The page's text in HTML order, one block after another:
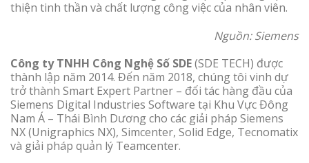
thiện tinh thần và chất lượng công việc của nhân viên.
Nguồn: Siemens
Công ty TNHH Công Nghệ Số SDE(SDE TECH) được
thành lập năm 2014. Đến năm 2018, chúng tôi vinh dự
trở thành Smart Expert Partner – đối tác hàng đầu của
Siemens Digital Industries Software tại Khu Vực Đông
Nam Á – Thái Bình Dương cho các giải pháp Siemens
NX (Unigraphics NX), Simcenter, Solid Edge, Tecnomatix
và giải pháp quản lý Teamcenter.